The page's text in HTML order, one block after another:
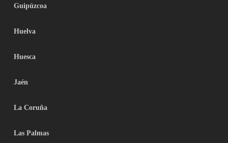
Guipúzcoa
Huelva
Huesca
Jaén
La Coruña
Las Palmas